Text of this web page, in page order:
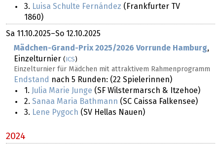
3. Luisa Schulte Fernández (Frankfurter TV
1860)
Sa 11.10.2025–So 12.10.2025
Mädchen-Grand-Prix 2025/2026 Vorrunde Hamburg,
Einzelturnier ( ICS)
Einzelturnier für Mädchen mit attraktivem Rahmenprogramm
Endstand nach 5 Runden: (22 Spielerinnen)
1.
Julia Marie Junge (SF Wilstermarsch & Itzehoe)
2. Sanaa Maria Bathmann (SC Caissa Falkensee)
3. Lene Pygoch (SV Hellas Nauen)
2024